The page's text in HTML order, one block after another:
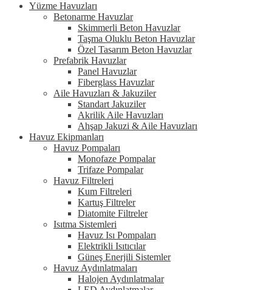
Yüzme Havuzları
Betonarme Havuzlar
Skimmerli Beton Havuzlar
Taşma Oluklu Beton Havuzlar
Özel Tasarım Beton Havuzlar
Prefabrik Havuzlar
Panel Havuzlar
Fiberglass Havuzlar
Aile Havuzları & Jakuziler
Standart Jakuziler
Akrilik Aile Havuzları
Ahşap Jakuzi & Aile Havuzları
Havuz Ekipmanları
Havuz Pompaları
Monofaze Pompalar
Trifaze Pompalar
Havuz Filtreleri
Kum Filtreleri
Kartuş Filtreler
Diatomite Filtreler
Isıtma Sistemleri
Havuz Isı Pompaları
Elektrikli Isıtıcılar
Güneş Enerjili Sistemler
Havuz Aydınlatmaları
Halojen Aydınlatmalar